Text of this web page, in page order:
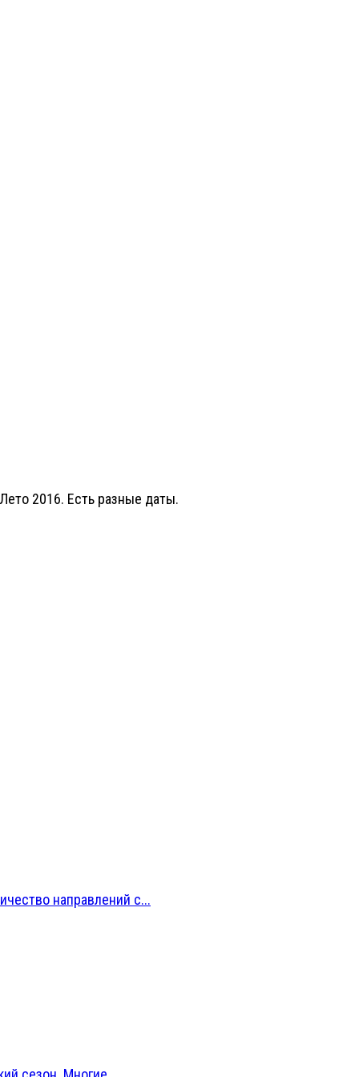
2016. Есть разные даты.
направлений с...